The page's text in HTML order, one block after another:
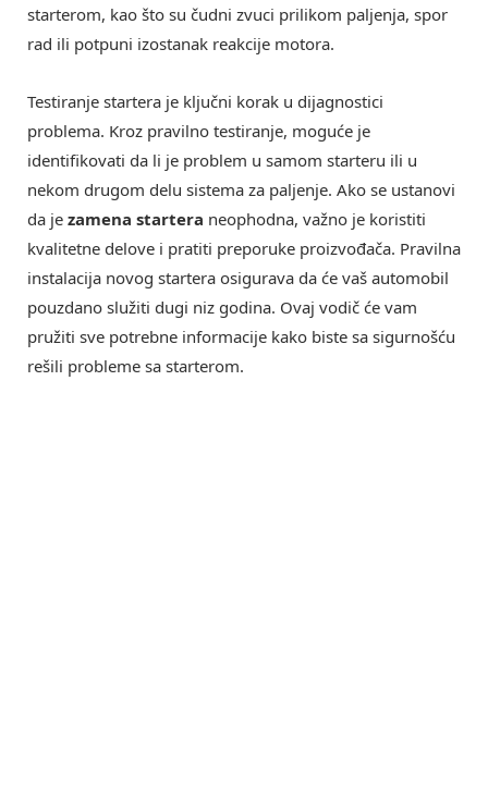
starterom, kao što su čudni zvuci prilikom paljenja, spor
rad ili potpuni izostanak reakcije motora.
Testiranje startera je ključni korak u dijagnostici
problema. Kroz pravilno testiranje, moguće je
identifikovati da li je problem u samom starteru ili u
nekom drugom delu sistema za paljenje. Ako se ustanovi
da je zamena startera neophodna, važno je koristiti
kvalitetne delove i pratiti preporuke proizvođača. Pravilna
instalacija novog startera osigurava da će vaš automobil
pouzdano služiti dugi niz godina. Ovaj vodič će vam
pružiti sve potrebne informacije kako biste sa sigurnošću
rešili probleme sa starterom.